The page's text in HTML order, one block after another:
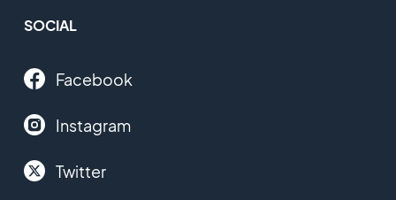
SOCIAL
Facebook
Instagram
Twitter